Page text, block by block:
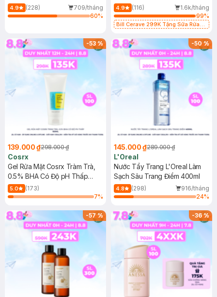
500ml
4.9 (228)
709/tháng
60%
473ml
4.9 (116)
1.6k/tháng
99%
Bill Cerave 299K Tặng Sữa Rửa
-53%
139.000 ₫298.000 ₫
Cosrx
Gel Rửa Mặt Cosrx Tràm Trà,
0.5% BHA Có Độ pH Thấp
150ml
5.0
(173)
7%
-50%
145.000 ₫289.000 ₫
L'Oreal
Nước Tẩy Trang L'Oreal Làm
Sạch Sâu Trang Điểm 400ml
4.8 (298)
916/tháng
24%
-57% -36%